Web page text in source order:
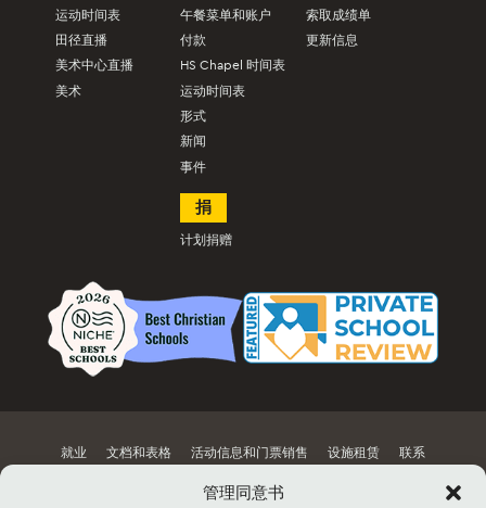
管理同意书
运动时间表
田径直播
美术中心直播
美术
午餐菜单和账户
付款
HS Chapel 时间表
运动时间表
形式
新闻
事件
索取成绩单
更新信息
捐
计划捐赠
就业 文档和表格 活动信息和门票销售 设施租赁 联系
网站地图